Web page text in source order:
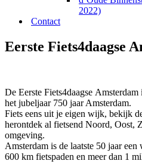
2022)
Contact
Eerste Fiets4daagse
De Eerste Fiets4daagse
het jubeljaar 750 jaar Amsterdam.
Fiets eens uit je eigen wijk, bekijk
herontdek al fietsend Noord, Oost,
omgeving.
Amsterdam is de laatste 50 jaar
600 km fietspaden en meer dan 1